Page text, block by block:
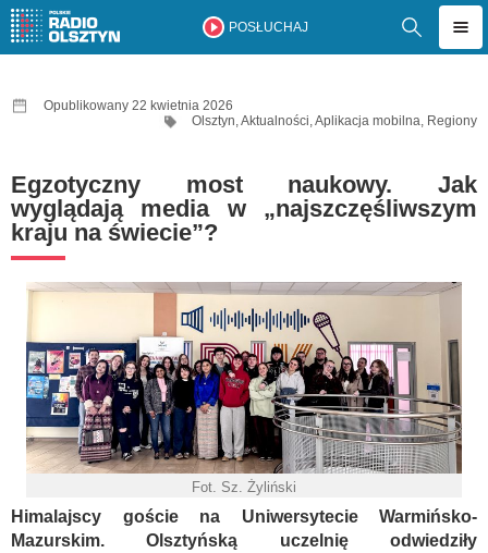
POSŁUCHAJ
Opublikowany 22 kwietnia 2026
Olsztyn,Aktualności,Aplikacja mobilna, Regiony
Egzotyczny most naukowy. Jak
wyglądają media w „najszczęśliwszym
kraju na świecie”?
Fot. Sz. Żyliński
Himalajscy goście na Uniwersytecie Warmińsko-
Mazurskim. Olsztyńską uczelnię odwiedziły